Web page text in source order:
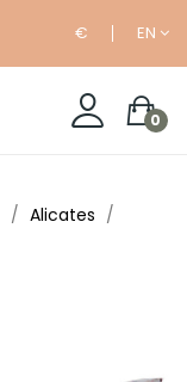
€ EN
0
Alicates